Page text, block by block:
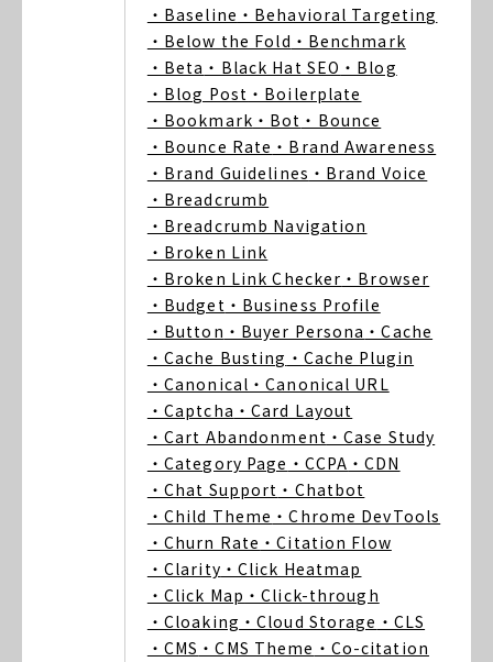
・Baseline ・Behavioral Targeting
・Below the Fold ・Benchmark
・Beta ・Black Hat SEO ・Blog
・Blog Post ・Boilerplate
・Bookmark ・Bot ・Bounce
・Bounce Rate ・Brand Awareness
・Brand Guidelines ・Brand Voice
・Breadcrumb
・Breadcrumb Navigation
・Broken Link
・Broken Link Checker ・Browser
・Budget ・Business Profile
・Button ・Buyer Persona ・Cache
・Cache Busting ・Cache Plugin
・Canonical ・Canonical URL
・Captcha ・Card Layout
・Cart Abandonment ・Case Study
・Category Page ・CCPA ・CDN
・Chat Support ・Chatbot
・Child Theme ・Chrome DevTools
・Churn Rate ・Citation Flow
・Clarity ・Click Heatmap
・Click Map ・Click-through
・Cloaking ・Cloud Storage ・CLS
・CMS ・CMS Theme ・Co-citation